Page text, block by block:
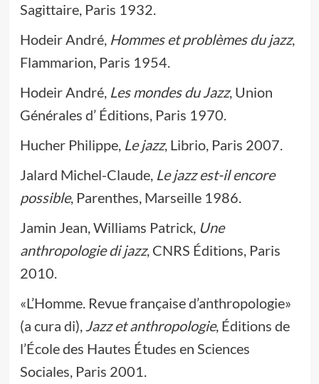
Sagittaire, Paris 1932.
Hodeir André, Hommes et problèmes du jazz,
Flammarion, Paris 1954.
Hodeir André, Les mondes du Jazz, Union
Générales d’ Éditions, Paris 1970.
Hucher Philippe, Le jazz, Librio, Paris 2007.
Jalard Michel-Claude, Le jazz est-il encore
possible, Parenthes, Marseille 1986.
Jamin Jean, Williams Patrick, Une
anthropologie di jazz, CNRS Éditions, Paris
2010.
«L’Homme. Revue française d’anthropologie»
(a cura di), Jazz et anthropologie, Éditions de
l’École des Hautes Études en Sciences
Sociales, Paris 2001.